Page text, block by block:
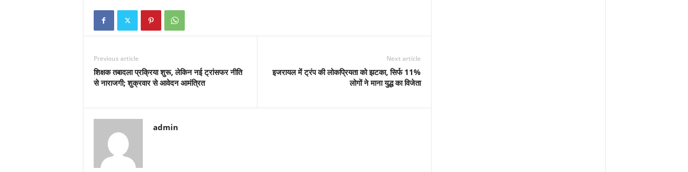
Previous article
शिक्षक तबादला प्रक्रिया शुरू, लेकिन नई ट्रांसफर नीति
से नाराजगी; शुक्रवार से आवेदन आमंत्रित
Next article
इजरायल में ट्रंप की लोकप्रियता को झटका, सिर्फ 11%
लोगों ने माना युद्ध का विजेता
admin